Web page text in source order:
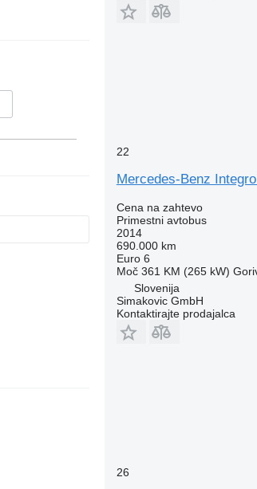
22
Mercedes-Benz
Cena na zahtevo
Primestni avtobus
2014
690.000 km
Euro 6
Moč 361 KM (265 kW)
Slovenija
Simakovic GmbH
Kontaktirajte prodajalca
26